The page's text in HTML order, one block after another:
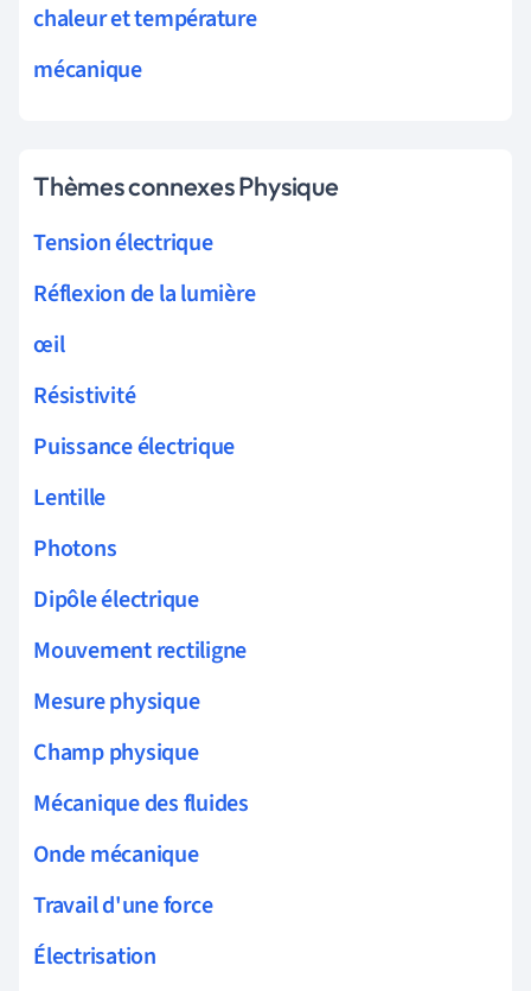
chaleur et température
mécanique
Thèmes connexes Physique
Tension électrique
Réflexion de la lumière
œil
Résistivité
Puissance électrique
Lentille
Photons
Dipôle électrique
Mouvement rectiligne
Mesure physique
Champ physique
Mécanique des fluides
Onde mécanique
Travail d'une force
Électrisation